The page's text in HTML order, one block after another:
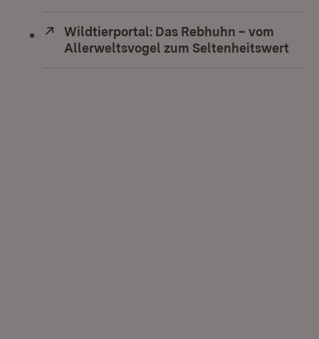
Extern:
Wildtierportal: Das Rebhuhn – vom
Allerweltsvogel zum Seltenheitswert